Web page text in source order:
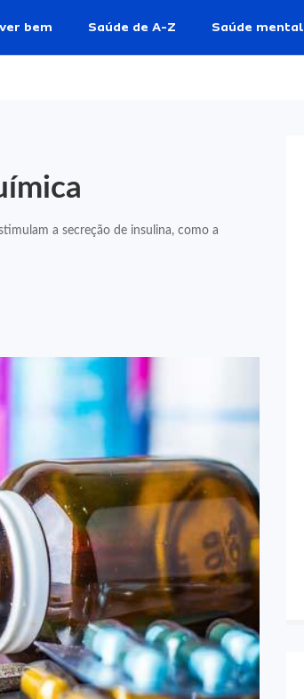
bem Saúde de A-Z Saúde mental
a secreção de insulina, como a